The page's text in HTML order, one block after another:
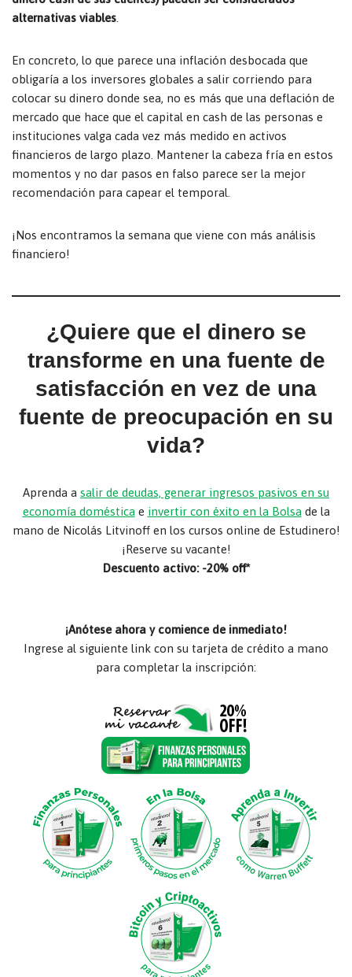
alternativas viables
En concreto, lo que parece una inflación desbocada que
obligaría a los inversores globales a salir corriendo para
colocar su dinero donde sea, no es más que una deflación de
mercado que hace que el capital en cash de las personas e
instituciones valga cada vez más medido en activos
financieros de largo plazo. Mantener la cabeza fría en estos
momentos y no dar pasos en falso parece ser la mejor
recomendación para capear el temporal.
¡Nos encontramos la semana que viene con más análisis
financiero!
¿Quiere que el dinero se
transforme en una fuente de
satisfacción en vez de una
fuente de preocupación en su
vida?
Aprenda a salir de deudas, generar ingresos pasivos en su
economía doméstica e invertir con éxito en la Bolsa de la
mano de Nicolás Litvinoff en los cursos online de Estudinero!
¡Reserve su vacante!
Descuento activo: -20% off*
¡Anótese ahora y comience de inmediato!
Ingrese al siguiente link con su tarjeta de crédito a mano
para completar la inscripción: